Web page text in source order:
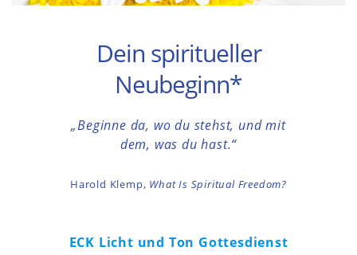
Dein spiritueller
Neubeginn*
„Beginne da, wo du stehst, und mit
dem, was du hast.“
Harold Klemp, What Is Spiritual Freedom?
ECK Licht und Ton Gottesdienst